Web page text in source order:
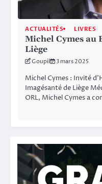
ACTUALITÉS LIVRES
Michel Cymes au
Liège
Goupil 3 mars 2025
Michel Cymes : Invité
Imagésanté de Liège
ORL, Michel Cymes a